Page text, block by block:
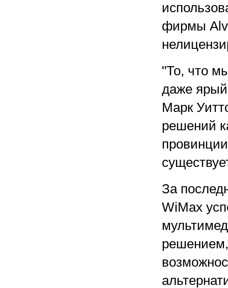
фирмы
"То, что
даже
Марк
решений
За
WiMax
решением,